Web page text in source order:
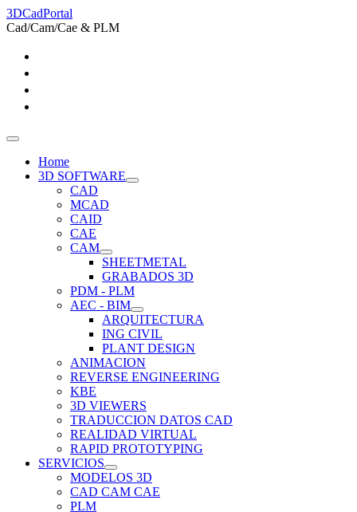
3DCadPortal
Cad/Cam/Cae & PLM
Home
3D SOFTWARE
CAD
MCAD
CAID
CAE
CAM
SHEETMETAL
GRABADOS 3D
PDM - PLM
AEC - BIM
ARQUITECTURA
ING CIVIL
PLANT DESIGN
ANIMACION
REVERSE ENGINEERING
KBE
3D VIEWERS
TRADUCCION DATOS CAD
REALIDAD VIRTUAL
RAPID PROTOTYPING
SERVICIOS
MODELOS 3D
CAD CAM CAE
PLM